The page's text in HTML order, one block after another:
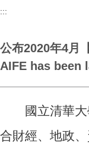
:::
公布2020年4月
AIFE has been
國立清華大
合財經、地政